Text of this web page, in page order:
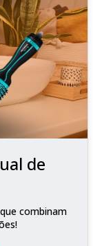
de
combinam